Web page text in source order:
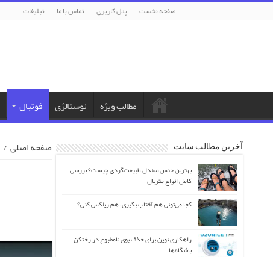
صفحه نخست پنل کاربری تماس با ما تبلیغات
مطالب ویژه نوستالژی فوتبال
صفحه اصلی / آخرین مطالب سایت
بهترین جنس صندل طبیعت‌گردی چیست؟ بررسی
کامل انواع متریال
کجا می‌تونی هم آفتاب بگیری، هم ریلکس کنی؟
راهکاری نوین برای حذف بوی نامطبوع در رختکن
باشگاه‌ها